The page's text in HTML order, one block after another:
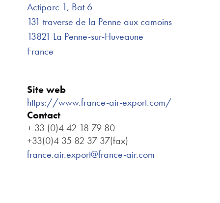
Actiparc 1, Bat 6
131 traverse de la Penne aux camoins
13821 La Penne-sur-Huveaune
France
Site web
https://www.france-air-export.com/
Contact
+ 33 (0)4 42 18 79 80
+33(0)4 35 82 37 37(fax)
france.air.export@france-air.com